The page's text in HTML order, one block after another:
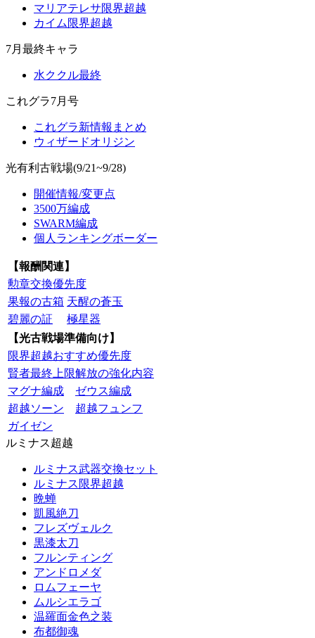
マリアテレサ限界超越
カイム限界超越
7月最終キャラ
水ククル最終
これグラ7月号
これグラ新情報まとめ
ウィザードオリジン
光有利古戦場(9/21~9/28)
開催情報/変更点
3500万編成
SWARM編成
個人ランキングボーダー
【報酬関連】
勲章交換優先度
果報の古箱 天醒の蒼玉
碧麗の証
極星器
【光古戦場準備向け】
限界超越おすすめ優先度
賢者最終上限解放の強化内容
マグナ編成
ゼウス編成
超越ソーン
超越フュンフ
ガイゼン
ルミナス超越
ルミナス武器交換セット
ルミナス限界超越
晩蝉
凱風絶刀
フレズヴェルク
黒漆太刀
フルンティング
アンドロメダ
ロムフェーヤ
ムルシエラゴ
温羅面金色之装
布都御魂